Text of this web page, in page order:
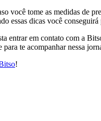
você tome as medidas de
essas dicas você
em contato com a
te acompanhar nessa
!